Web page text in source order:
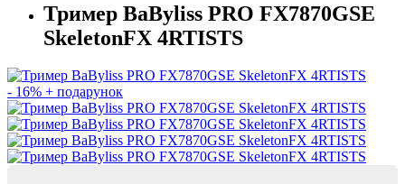
Тример BaByliss PRO FX7870GSE
SkeletonFX 4RTISTS
- 16% + подарунок